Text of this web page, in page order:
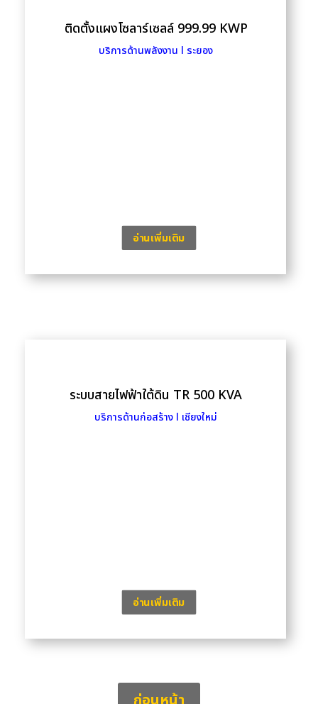
ติดตั้งแผงโซลาร์เซลล์ 999.99 KWP
บริการด้านพลังงาน l ระยอง
อ่านเพิ่มเติม
ระบบสายไฟฟ้าใต้ดิน TR 500 KVA
บริการด้านก่อสร้าง l เชียงใหม่
อ่านเพิ่มเติม